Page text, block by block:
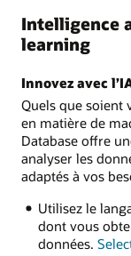
Intelligence
learning
Innovez avec
Quels que soient
en matière de
Database offre
analyser les
adaptés à vos
Utilisez le
dont vous
données.